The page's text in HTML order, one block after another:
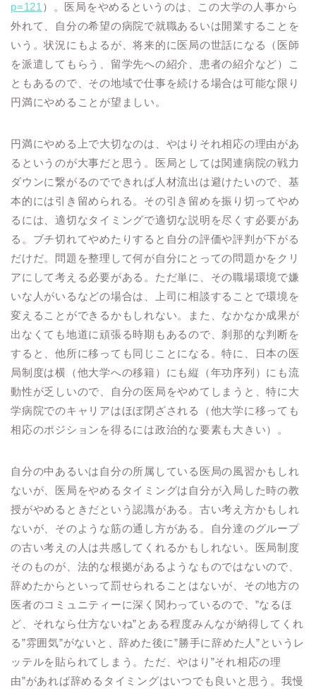
p=121 ）。医局をやめるというのは、この大学の人事から
外れて、自分の希望の病院で就職あるいは開業することを
いう。状況にもよるが、将来的に医局の世話になる（医師
を派遣してもらう、留学先への紹介、患者の紹介など）こ
ともあるので、その地域で仕事を続ける場合は可能な限り
円満にやめることが望ましい。
円満にやめる上で大切なのは、やはりそれ相応の理由があ
るというのが大事だと思う。医局としては関連病院の戦力
ダウンに繋がるのでできれば人材流出は避けたいので、基
本的には引き留められる。その引き留めを振り切ってやめ
るには、適切なタイミングで適切な説明を尽くす必要があ
る。ブチ切れてやめたりすると自分の評価や評判が下がる
だけだ。問題を整理して何が自分にとっての問題かをクリ
アにして考える必要がある。ただ単に、その職場環境で嫌
いな人がいるなどの場合は、上司に相談することで環境を
変えることができるかもしれない。また、なかなか成果が
出なくても地道に頑張る時期もあるので、刹那的な判断を
すると、他所に移っても同じことになる。特に、日本の医
局制度は横（他大学への移籍）にも縦（年功序列）にも流
動性が乏しいので、自分の医局をやめてしまうと、特に大
学病院でのキャリアはほぼ閉ざされる（他大学に移っても
相応のポジションを得るには政治的な要素も大きい）。
自分の中あるいは自分の所属している医局の風習かもしれ
ないが、医局をやめるタイミングは自分が入局した時の教
授がやめるときだという認識がある。古い考え方かもしれ
ないが、そのような筋の通し方がある。自分達のグループ
の古い考えの人は共感してくれるかもしれない。医局制度
そのものが、法的な根拠があるようなものではないので、
辞めたからといって罰せられることはないが、その地方の
医者のコミュニティーに深く関わっているので、”なるほ
ど、それなら仕方ないね”とある程度みんなが納得してくれ
る”雰囲気”がないと、辞めた後に”勝手に辞めた人”というレ
ッテルを貼られてしまう。ただ、やはり”それ相応の理
由”があれば辞めるタイミングはいつでも良いと思う。我慢